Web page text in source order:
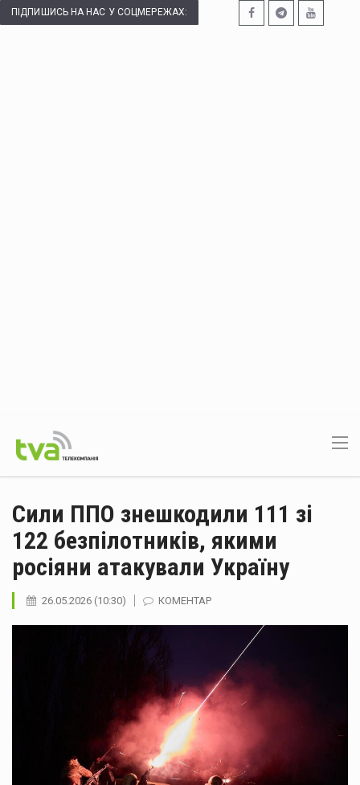
ПІДПИШИСЬ НА НАС У СОЦМЕРЕЖАХ:
Сили ППО знешкодили 111 зі
122 безпілотників, якими
росіяни атакували Україну
26.05.2026 (10:30) КОМЕНТАР